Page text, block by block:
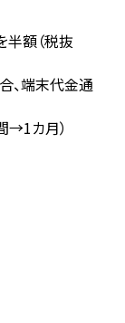
半額（税抜
、端末代金通
→1カ月）